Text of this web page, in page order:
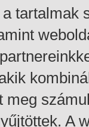
tartalmak
meg
A